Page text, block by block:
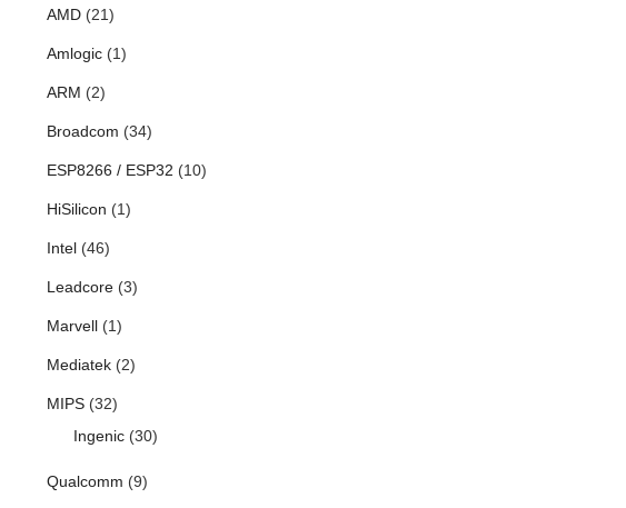
AMD(21)
Amlogic(1)
ARM (2)
Broadcom (34)
ESP8266 / ESP32 (10)
HiSilicon (1)
Intel(46)
Leadcore(3)
Marvell(1)
Mediatek(2)
MIPS(32)
Ingenic(30)
Qualcomm (9)